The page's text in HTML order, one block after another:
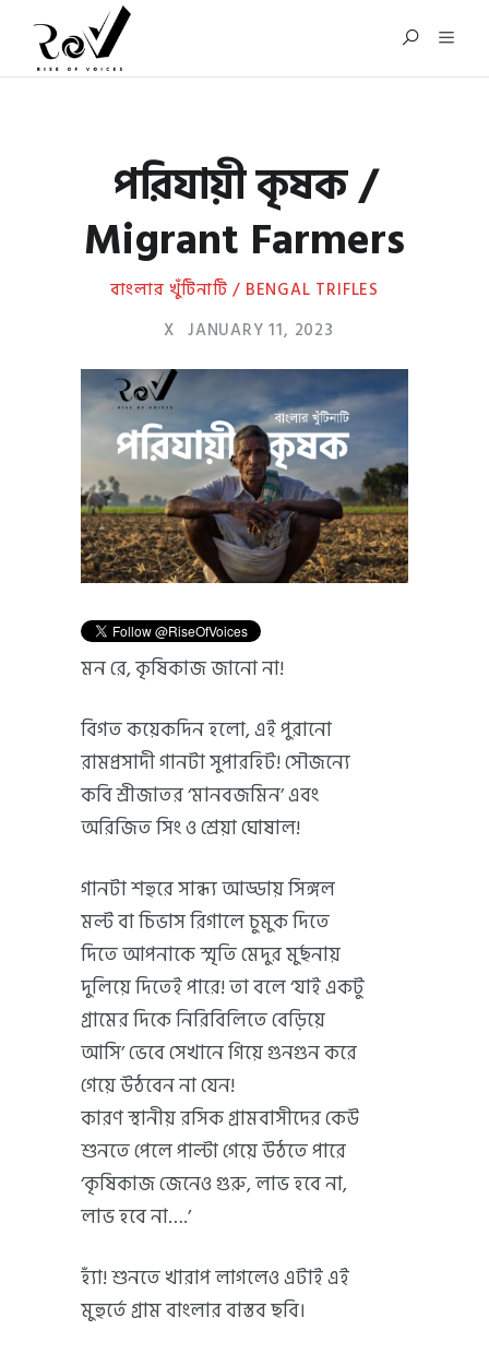
পরিযায়ী কৃষক /
Migrant Farmers
বাংলার খুঁটিনাটি / BENGAL TRIFLES
X JANUARY 11, 2023
মন রে, কৃষিকাজ জানো না!
বিগত কয়েকদিন হলো, এই পুরানো
রামপ্রসাদী গানটা সুপারহিট! সৌজন্যে
কবি শ্রীজাতর ‘মানবজমিন’ এবং
অরিজিত সিং ও শ্রেয়া ঘোষাল!
গানটা শহুরে সান্ধ্য আড্ডায় সিঙ্গল
মল্ট বা চিভাস রিগালে চুমুক দিতে
দিতে আপনাকে স্মৃতি মেদুর মুর্ছনায়
দুলিয়ে দিতেই পারে! তা বলে ‘যাই একটু
গ্রামের দিকে নিরিবিলিতে বেড়িয়ে
আসি’ ভেবে সেখানে গিয়ে গুনগুন করে
গেয়ে উঠবেন না যেন!
কারণ স্থানীয় রসিক গ্রামবাসীদের কেউ
শুনতে পেলে পাল্টা গেয়ে উঠতে পারে
‘কৃষিকাজ জেনেও গুরু, লাভ হবে না,
লাভ হবে না….’
হ্যাঁ! শুনতে খারাপ লাগলেও এটাই এই
মুহুর্তে গ্রাম বাংলার বাস্তব ছবি।